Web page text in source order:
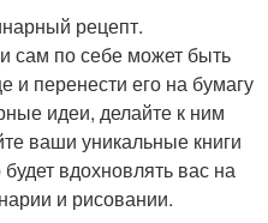
рецепт.
сам по себе может быть
и перенести его на бумагу
идеи, делайте к ним
ваши уникальные книги
вдохновлять вас на
и рисовании.